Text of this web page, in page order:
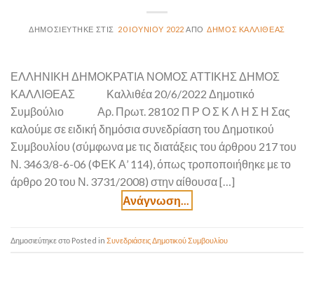
20 ΙΟΥΝΊΟΥ 2022 ΔΉΜΟΣ ΚΑΛΛΙΘΈΑΣ
ΕΛΛΗΝΙΚΗ ΔΗΜΟΚΡΑΤΙΑ ΝΟΜΟΣ ΑΤΤΙΚΗΣ ΔΗΜΟΣ
ΚΑΛΛΙΘΕΑΣ Καλλιθέα 20/6/2022 Δημοτικό
Συμβούλιο Αρ. Πρωτ. 28102 Π Ρ Ο Σ Κ Λ Η Σ Η Σας
καλούμε σε ειδική δημόσια συνεδρίαση του Δημοτικού
Συμβουλίου (σύμφωνα με τις διατάξεις του άρθρου 217 του
Ν. 3463/8-6-06 (ΦΕΚ Α’ 114), όπως τροποποιήθηκε με το
άρθρο 20 του Ν. 3731/2008) στην αίθουσα […]
Posted in Συνεδριάσεις Δημοτικού Συμβουλίου